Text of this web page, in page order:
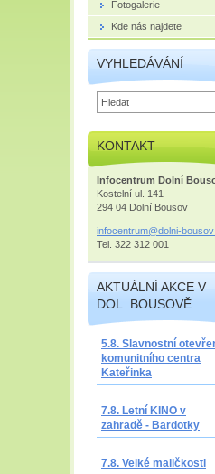
Fotogalerie
Kde nás najdete
VYHLEDÁVÁNÍ
KONTAKT
Infocentrum Dolní
Kostelní ul. 141
294 04 Dolní Bousov
infocentrum@dolni-bousov
Tel. 322 312 001
AKTUÁLNÍ AKCE V
DOL. BOUSOVĚ
5.8. Slavnostní
komunitního centra
Kateřinka
7.8. Letní KINO v
zahradě - Bardotky
7.8. Velké maličkosti